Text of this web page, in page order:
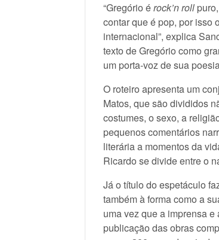
“Gregório érock’n roll
contar que é pop, por isso
internacional”, explica
texto de Gregório como
um porta-voz de sua
O roteiro apresenta um
Matos, que são divididos
costumes, o sexo, a
pequenos comentários
literária a momentos da
Ricardo se divide entre o
Já o título do espetáculo
também à forma como a
uma vez que a imprensa
publicação das obras